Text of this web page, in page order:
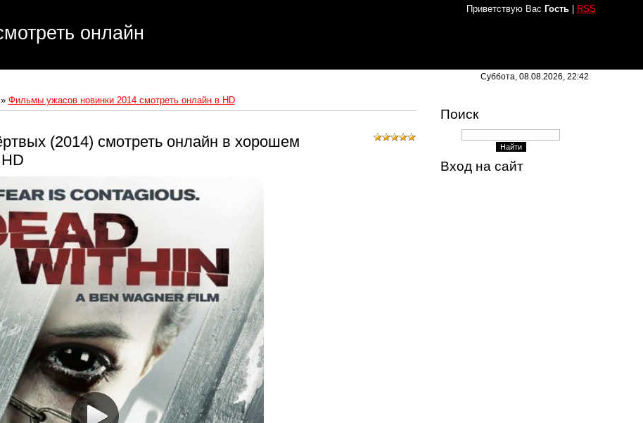
Приветствую Вас Гость| RSS
онлайн
Суббота, 08.08.2026, 22:42
Фильмы ужасов новинки 2014 смотреть онлайн в HD
(2014) смотреть онлайн в хорошем
Поиск
Вход на сайт